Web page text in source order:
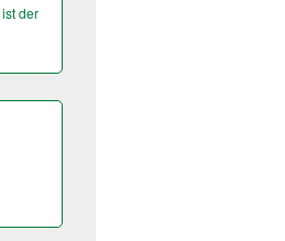
ist der